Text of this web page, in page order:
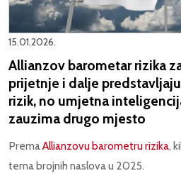
15.01.2026.
Allianzov barometar rizika
prijetnje i dalje
rizik, no umjetna
zauzima drugo mjesto
PremaAllianzovu barometru rizika,
tema brojnih naslova u 2025.